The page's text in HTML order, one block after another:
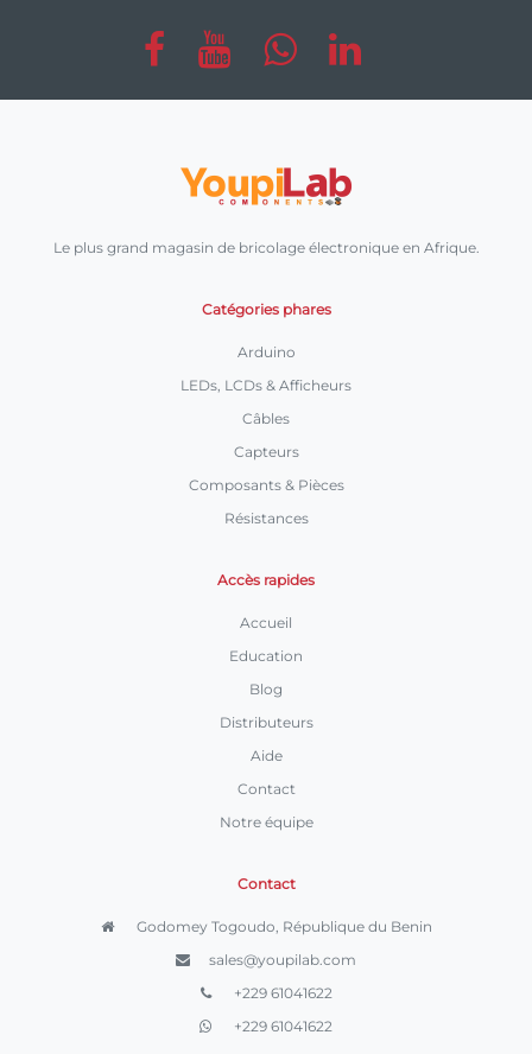
Le plus grand magasin de bricolage électronique en Afrique.
Catégories phares
Arduino
LEDs, LCDs & Afficheurs
Câbles
Capteurs
Composants & Pièces
Résistances
Accès rapides
Accueil
Education
Blog
Distributeurs
Aide
Contact
Notre équipe
Contact
Godomey Togoudo, République du Benin
sales@youpilab.com
+229 61041622
+229 61041622